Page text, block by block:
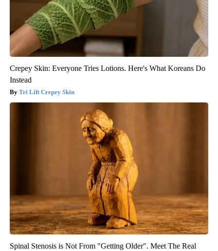
Crepey Skin: Everyone Tries Lotions. Here's What Koreans Do
Instead
Tri Lift Crepey Skin
Spinal Stenosis is Not From "Getting Older". Meet The Real